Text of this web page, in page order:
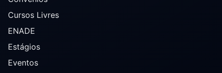
Cursos Livres
ENADE
Estágios
Eventos